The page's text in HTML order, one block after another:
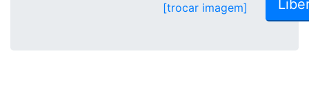
[trocar imagem]